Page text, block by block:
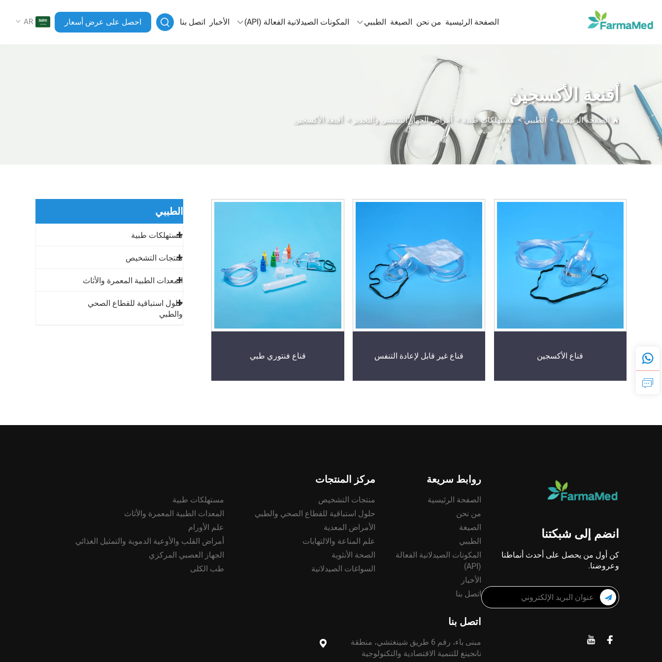
الصفحة الرئيسية من نحن الصيغة الطببي المكونات الصيدلانية الفعالة (API) الأخبار اتصل بنا احصل على عرض أسعار AR
أقنعة الأكسجين
الصفحة الرئيسية > الطببي>مستهلكات طبية > أمراض الجهاز التنفسي والتخدير > أقنعة الأكسجين
الطببي
مستهلكات طبية
منتجات التشخيص
المعدات الطبية المعمرة والأثاث
حلول استباقية للقطاع الصحي
والطبي
قناع الأكسجين قناع غير قابل لإعادة التنفس قناع فنتوري طبي
انضم إلى شبكتنا
كن أول من يحصل على أحدث أنماطنا
وعروضنا.
روابط سريعة
الصفحة الرئيسية
من نحن
الصيغة
الطببي
المكونات الصيدلانية الفعالة
(API)
الأخبار
اتصل بنا
مركز المنتجات
مستهلكات طبية
منتجات التشخيص
المعدات الطبية المعمرة والأثاث
حلول استباقية للقطاع الصحي والطبي
علم الأورام
الأمراض المعدية
أمراض القلب والأوعية الدموية والتمثيل الغذائي
علم المناعة والالتهابات
الجهاز العصبي المركزي
الصحة الأنثوية
طب الكلى
السواغات الصيدلانية
اتصل بنا
مبنى باء، رقم 6 طريق شينغتشي، منطقة
نانجينغ للتنمية الاقتصادية والتكنولوجية